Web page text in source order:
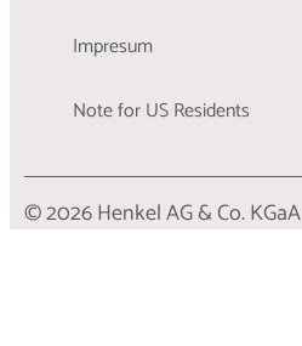
Impresum
Note for US Residents
© 2026 Henkel AG & Co. KGaA